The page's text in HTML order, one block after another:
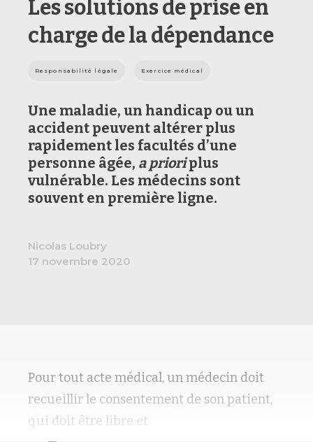
Les solutions de prise en
charge de la dépendance
Responsabilité légale Exercice médical
Une maladie, un handicap ou un
accident peuvent altérer plus
rapidement les facultés d’une
personne âgée, a prioriplus
vulnérable. Les médecins sont
souvent en première ligne.
Nicolas Loubry
17 novembre 2020
Pour tout acte médical, un médecin doit
recueillir le consentement de son patient,
qui doit être libre et